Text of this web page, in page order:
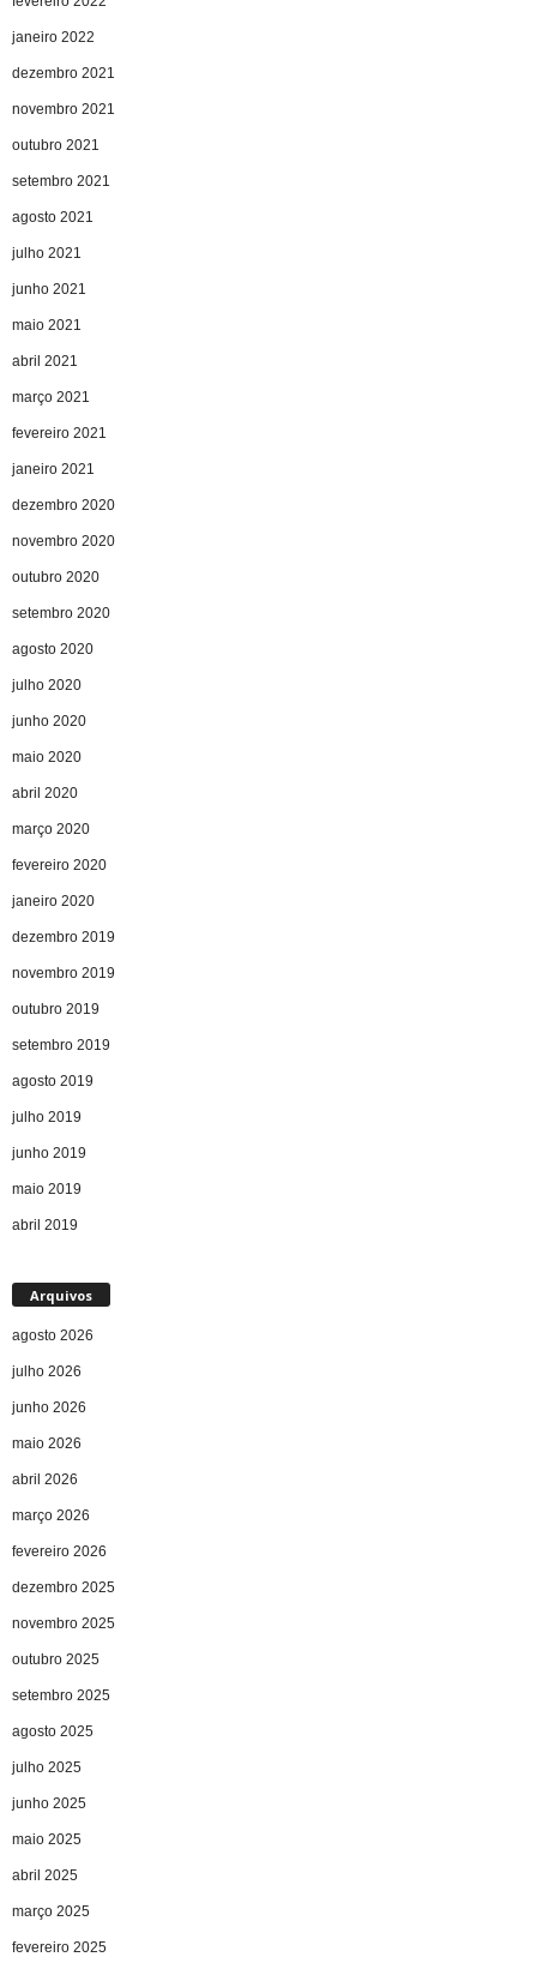
janeiro 2022
dezembro 2021
novembro 2021
outubro 2021
setembro 2021
agosto 2021
julho 2021
junho 2021
maio 2021
abril 2021
março 2021
fevereiro 2021
janeiro 2021
dezembro 2020
novembro 2020
outubro 2020
setembro 2020
agosto 2020
julho 2020
junho 2020
maio 2020
abril 2020
março 2020
fevereiro 2020
janeiro 2020
dezembro 2019
novembro 2019
outubro 2019
setembro 2019
agosto 2019
julho 2019
junho 2019
maio 2019
abril 2019
Arquivos
agosto 2026
julho 2026
junho 2026
maio 2026
abril 2026
março 2026
fevereiro 2026
dezembro 2025
novembro 2025
outubro 2025
setembro 2025
agosto 2025
julho 2025
junho 2025
maio 2025
abril 2025
março 2025
fevereiro 2025